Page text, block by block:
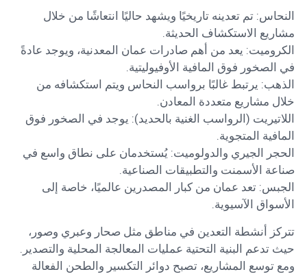
النحاس: تم تعدينه تاريخيًا ويشهد حاليًا انتعاشًا من خلال
مشاريع الاستكشاف الحديثة.
الكروميت: يعد من أهم صادرات عمان المعدنية، ويوجد عادةً
في الصخور فوق المافية الأوفيوليتية.
الذهب: يرتبط غالبًا برواسب النحاس ويتم استكشافه من
خلال مشاريع متعددة المعادن.
اللاتيريت (الرواسب الغنية بالحديد): يوجد في الصخور فوق
المافية المتجوية.
الحجر الجيري والدولوميت: يُستخدمان على نطاق واسع في
صناعة الأسمنت والتطبيقات الصناعية.
الجبس: تعد عمان من كبار المصدرين عالميًا، خاصة إلى
الأسواق الآسيوية.
تتركز أنشطة التعدين في مناطق مثل صحار وعبري وصور،
حيث تدعم البنية التحتية عمليات المعالجة المحلية والتصدير.
ومع توسع المشاريع، تصبح دوائر التكسير والطحن الفعالة